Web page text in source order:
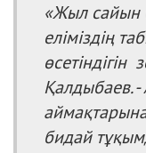
«Жыл сайын
еліміздің
өсетіндігін
Қалдыбаев. -
бидай